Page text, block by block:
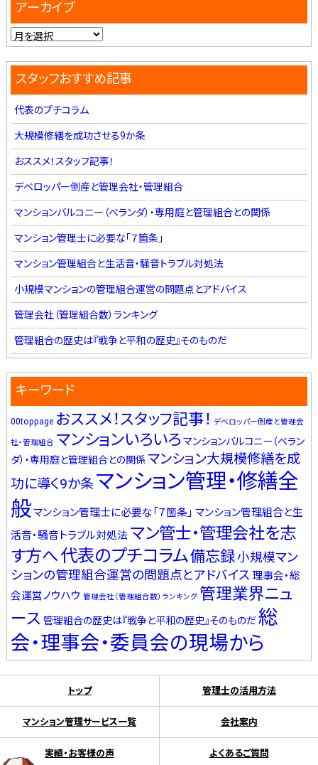
アーカイブ
スタッフおすすめ記事
代表のプチコラム
大規模修繕を成功させる9か条
おススメ！スタッフ記事！
デベロッパー倒産と管理会社・管理組合
マンションバルコニー（ベランダ）・専用庭と管理組合との関係
マンション管理士に必要な「７箇条」
マンション管理組合と生活音・騒音トラブル対処法
小規模マンションの管理組合運営の問題点とアドバイス
管理会社（管理組合数）ランキング
管理組合の歴史は『戦争と平和の歴史』そのものだ
キーワード
00toppage おススメ！スタッフ記事！ デベロッパー倒産と管理会
社・管理組合 マンションいろいろ マンションバルコニー（ベラン
ダ）・専用庭と管理組合との関係 マンション大規模修繕を成
功に導く9か条マンション管理・修繕全
般マンション管理士に必要な「７箇条」 マンション管理組合と生
活音・騒音トラブル対処法 マン管士・管理会社を志
す方へ代表のプチコラム備忘録小規模マン
ションの管理組合運営の問題点とアドバイス 理事会・総
会運営ノウハウ 管理会社（管理組合数）ランキング 管理業界ニュ
ース 管理組合の歴史は『戦争と平和の歴史』そのものだ総
会・理事会・委員会の現場から
トップ 管理士の活用方法
マンション管理サービス一覧 会社案内
実績・お客様の声 よくあるご質問